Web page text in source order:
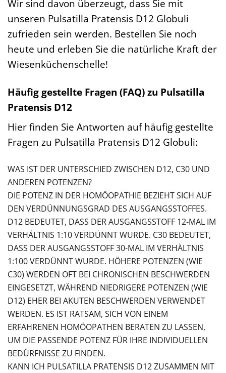
Wir sind davon überzeugt, dass Sie mit
unseren Pulsatilla Pratensis D12 Globuli
zufrieden sein werden. Bestellen Sie noch
heute und erleben Sie die natürliche Kraft der
Wiesenküchenschelle!
Häufig gestellte Fragen (FAQ) zu Pulsatilla
Pratensis D12
Hier finden Sie Antworten auf häufig gestellte
Fragen zu Pulsatilla Pratensis D12 Globuli:
WAS IST DER UNTERSCHIED ZWISCHEN D12, C30 UND
ANDEREN POTENZEN?
DIE POTENZ IN DER HOMÖOPATHIE BEZIEHT SICH AUF
DEN VERDÜNNUNGSGRAD DES AUSGANGSSTOFFES.
D12 BEDEUTET, DASS DER AUSGANGSSTOFF 12-MAL IM
VERHÄLTNIS 1:10 VERDÜNNT WURDE. C30 BEDEUTET,
DASS DER AUSGANGSSTOFF 30-MAL IM VERHÄLTNIS
1:100 VERDÜNNT WURDE. HÖHERE POTENZEN (WIE
C30) WERDEN OFT BEI CHRONISCHEN BESCHWERDEN
EINGESETZT, WÄHREND NIEDRIGERE POTENZEN (WIE
D12) EHER BEI AKUTEN BESCHWERDEN VERWENDET
WERDEN. ES IST RATSAM, SICH VON EINEM
ERFAHRENEN HOMÖOPATHEN BERATEN ZU LASSEN,
UM DIE PASSENDE POTENZ FÜR IHRE INDIVIDUELLEN
BEDÜRFNISSE ZU FINDEN.
KANN ICH PULSATILLA PRATENSIS D12 ZUSAMMEN MIT